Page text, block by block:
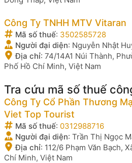
Công Ty TNHH MTV Vitaran
Mã số thuế: 3502585728
Người đại diện: Nguyễn Nhật
Địa chỉ: 74/14A1 Núi Thành,
Phố Hồ Chí Minh, Việt Nam
Tra cứu mã số thuế
Công Ty Cổ Phần Thương
Viet Top Tourist
Mã số thuế: 0312988716
Người đại diện: Trần Thị Ngọc
Địa chỉ: 112/6 Phạm Văn Bạch,
Chí Minh, Việt Nam